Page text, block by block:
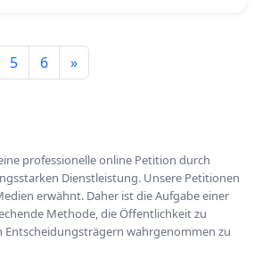
5 6 »
professionelle online Petition durch
Dienstleistung. Unsere Petitionen
erwähnt. Daher ist die Aufgabe einer
Methode, die Öffentlichkeit zu
Entscheidungsträgern wahrgenommen zu